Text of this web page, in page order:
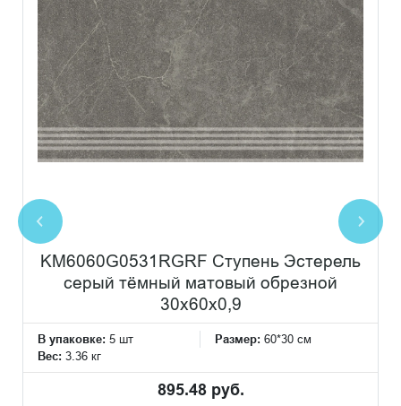
KM6060G0531RGRF Ступень Эстерель
серый тёмный матовый обрезной
30x60x0,9
В упаковке: 5 шт Размер: 60*30 см
Вес: 3.36 кг
895.48 руб.